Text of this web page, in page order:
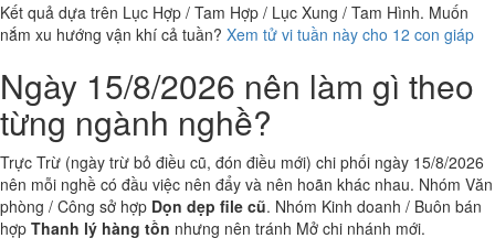
Kết quả dựa trên Lục Hợp / Tam Hợp / Lục Xung / Tam Hình. Muốn
nắm xu hướng vận khí cả tuần? Xem tử vi tuần này cho 12 con giáp
Ngày 15/8/2026 nên làm gì theo
từng ngành nghề?
Trực Trừ (ngày trừ bỏ điều cũ, đón điều mới) chi phối ngày 15/8/2026
nên mỗi nghề có đầu việc nên đẩy và nên hoãn khác nhau. Nhóm Văn
phòng / Công sở hợp Dọn dẹp file cũ. Nhóm Kinh doanh / Buôn bán
hợp Thanh lý hàng tồn nhưng nên tránh Mở chi nhánh mới.